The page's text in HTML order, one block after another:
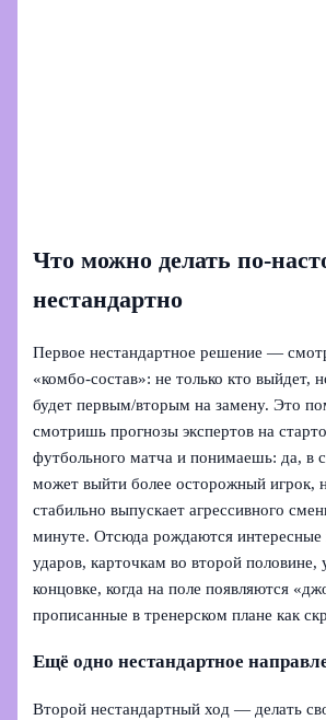
Что можно делать
нестандартно
Первое нестандартное решение —
«комбо‑состав»: не только кто выйдет,
будет первым/вторым на замену. Это
смотришь прогнозы экспертов на
футбольного матча и понимаешь: да, в
может выйти более осторожный игрок,
стабильно выпускает агрессивного
минуте. Отсюда рождаются интересные
ударов, карточкам во второй половине,
концовке, когда на поле появляются
прописанные в тренерском плане как
Ещё одно нестандартное
Второй нестандартный ход — делать